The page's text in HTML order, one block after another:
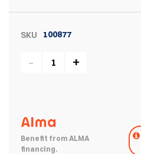
SKU 100877
Benefit from ALMA
financing.